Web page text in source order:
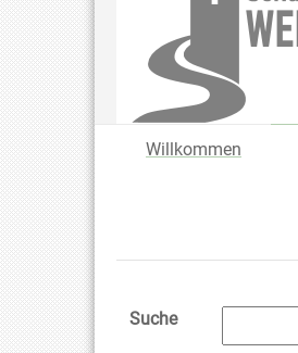
Willkommen
Suche